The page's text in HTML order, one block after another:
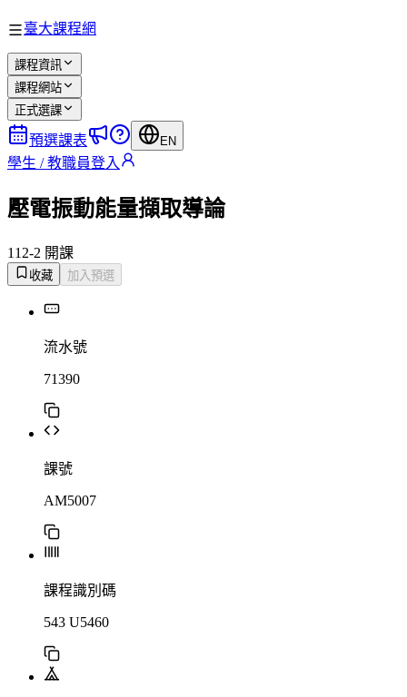
臺大課程網
課程資訊
課程網站
正式選課
預選課表 EN
學生 / 教職員登入
壓電振動能量擷取導論
112-2 開課
收藏 加入預選
流水號
71390
課號
AM5007
課程識別碼
543 U5460